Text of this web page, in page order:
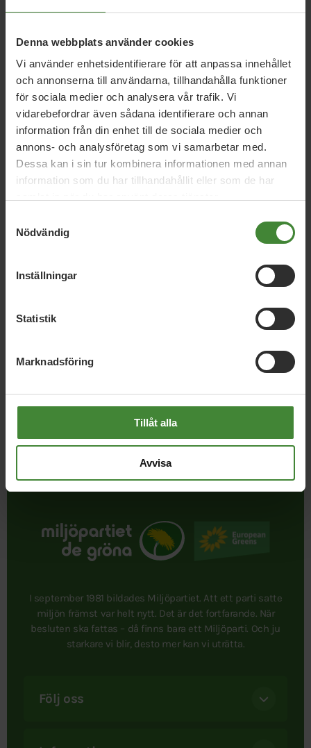
Denna webbplats använder cookies
Vi använder enhetsidentifierare för att anpassa innehållet
och annonserna till användarna, tillhandahålla funktioner
för sociala medier och analysera vår trafik. Vi
vidarebefordrar även sådana identifierare och annan
information från din enhet till de sociala medier och
annons- och analysföretag som vi samarbetar med.
Dessa kan i sin tur kombinera informationen med annan
information som du har tillhandahållit eller som de har
Nödvändig
Inställningar
Statistik
Marknadsföring
Tillåt alla
Avvisa
Tänk om du skulle kunna flytta till ett drömhem
utanför stan, men behålla jobbet, jobba mer på
distans och bara pendla till arbetsplatsen ibland?
Ett statligt egnahemslån skulle ge fler den
möjligheten.
https://www.na.se/artikel/miljopartiet-satsa-pa-en-ny-
egnahemsrorelse-for-mindre-trangboddhet
Dela denna sida och hjälp oss
I september 1981 bildades Miljöpartiet. Att ett parti satte
miljön främst var helt nytt. Det är det fortfarande. När
besluten ska fattas – då finns bara ett Miljöparti. Och ju
starkare vi blir, desto mer kan vi uträtta.
Följ oss